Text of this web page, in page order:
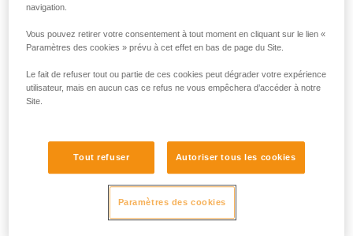
Faisceau parfaitement homogène : pas de tâches d’ombre,
navigation.
Vous pouvez retirer votre consentement à tout moment en cliquant sur le lien «
Paramètres des cookies » prévu à cet effet en bas de page du Site.
Le fait de refuser tout ou partie de ces cookies peut dégrader votre expérience
utilisateur, mais en aucun cas ce refus ne vous empêchera d’accéder à notre
Site.
Tout refuser Autoriser tous les cookies
Paramètres des cookies